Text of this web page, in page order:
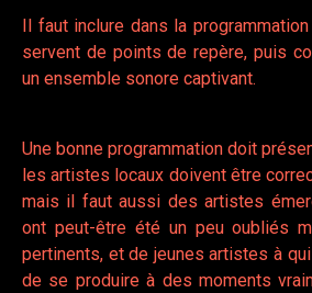
Il faut inclure dans la
servent de points de repère, puis
un ensemble sonore captivant.
Une bonne programmation doit
les artistes locaux doivent être
mais il faut aussi des artistes
ont peut-être été un peu oubliés
pertinents, et de jeunes artistes à qui
de se produire à des moments